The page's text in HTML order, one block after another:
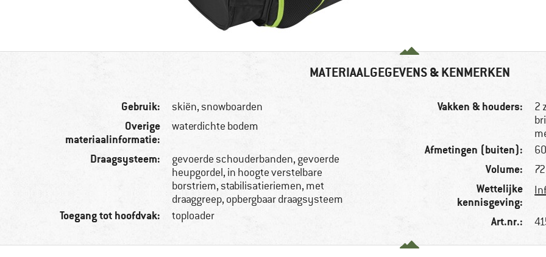
MATERIAALGEGEVENS & KENMERKEN
Gebruik: skiën, snowboarden
Overige
materiaalinformatie:
waterdichte bodem
Draagsysteem:
gevoerde schouderbanden, gevoerde
heupgordel, in hoogte verstelbare
borstriem, stabilisatieriemen, met
draaggreep, opbergbaar draagsysteem
Toegang tot hoofdvak: toploader
Vakken & houders:
2
Afmetingen (buiten):
Volume:
Wettelijke
kennisgeving:
Art.nr.: